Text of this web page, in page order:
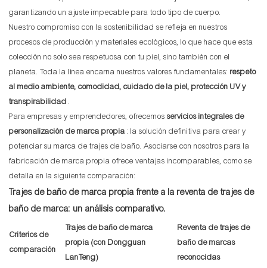
garantizando un ajuste impecable para todo tipo de cuerpo.
Nuestro compromiso con la sostenibilidad se refleja en nuestros
procesos de producción y materiales ecológicos, lo que hace que esta
colección no solo sea respetuosa con tu piel, sino también con el
planeta. Toda la línea encarna nuestros valores fundamentales: respeto
al medio ambiente, comodidad, cuidado de la piel, protección UV y
transpirabilidad .
Para empresas y emprendedores, ofrecemos servicios integrales de
personalización de marca propia : la solución definitiva para crear y
potenciar su marca de trajes de baño. Asociarse con nosotros para la
fabricación de marca propia ofrece ventajas incomparables, como se
detalla en la siguiente comparación:
Trajes de baño de marca propia frente a la reventa de trajes de
baño de marca: un análisis comparativo.
Criterios de
comparación
Trajes de baño de marca
propia (con Dongguan
LanTeng)
Reventa de trajes de
baño de marcas
reconocidas